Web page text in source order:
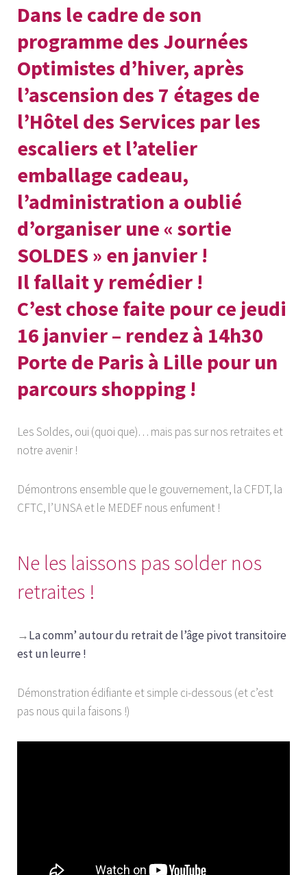
Dans le cadre de son
programme des Journées
Optimistes d’hiver, après
l’ascension des 7 étages de
l’Hôtel des Services par les
escaliers et l’atelier
emballage cadeau,
l’administration a oublié
d’organiser une « sortie
SOLDES » en janvier !
Il fallait y remédier !
C’est chose faite pour ce jeudi
16 janvier – rendez à 14h30
Porte de Paris à Lille pour un
parcours shopping !
Les Soldes, oui (quoi que)… mais pas sur nos retraites et
notre avenir !
Démontrons ensemble que le gouvernement, la CFDT, la
CFTC, l’UNSA et le MEDEF nous enfument !
Ne les laissons pas solder nos
retraites !
→La comm’ autour du retrait de l’âge pivot transitoire
est un leurre !
Démonstration édifiante et simple ci-dessous (et c’est
pas nous qui la faisons !)